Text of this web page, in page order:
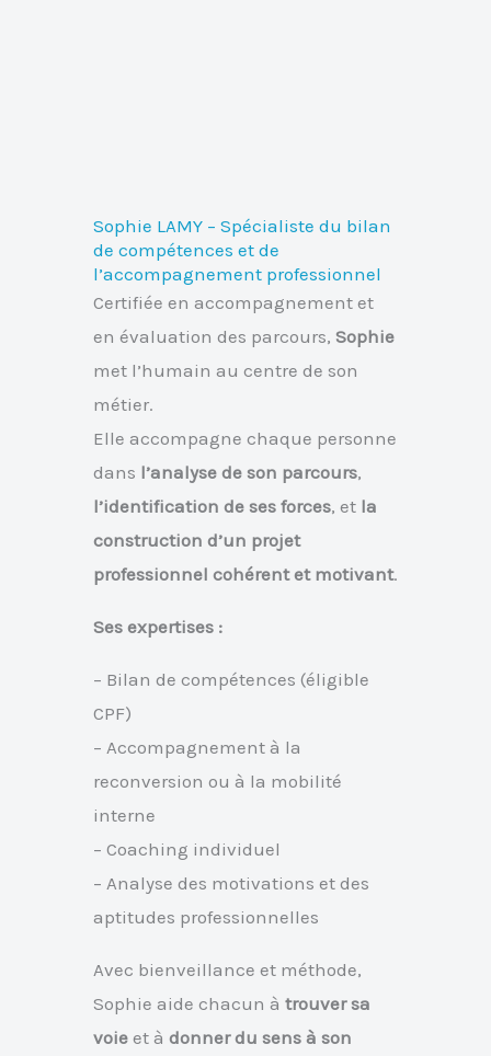
Sophie LAMY – Spécialiste du bilan
de compétences et de
l’accompagnement professionnel
Certifiée en accompagnement et
en évaluation des parcours, Sophie
met l’humain au centre de son
métier.
Elle accompagne chaque personne
dans l’analyse de son parcours,
l’identification de ses forces, et la
construction d’un projet
professionnel cohérent et motivant.
Ses expertises :
– Bilan de compétences (éligible
CPF)
– Accompagnement à la
reconversion ou à la mobilité
interne
– Coaching individuel
– Analyse des motivations et des
aptitudes professionnelles
Avec bienveillance et méthode,
Sophie aide chacun à trouver sa
voie et à donner du sens à son